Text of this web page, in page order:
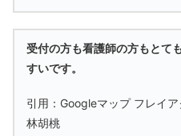
受付の方も看護師の方もとて
すいです。
引用：Googleマップ フレイ
林胡桃